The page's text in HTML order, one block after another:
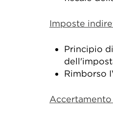
Imposte
Principio
Rimborso